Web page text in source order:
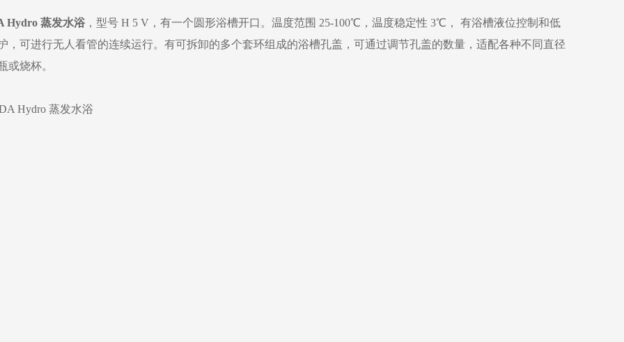
Hydro 蒸发水浴 ， 型号 H 5 V，有一个圆形浴槽开口。温度范围 25-100℃，温度稳定性 3℃， 有浴槽液位控制和低
，可进行无人看管的连续运行。有可拆卸的多个套环组成的浴槽孔盖，可通过调节孔盖的数量，适配各种不同直径
或烧杯。